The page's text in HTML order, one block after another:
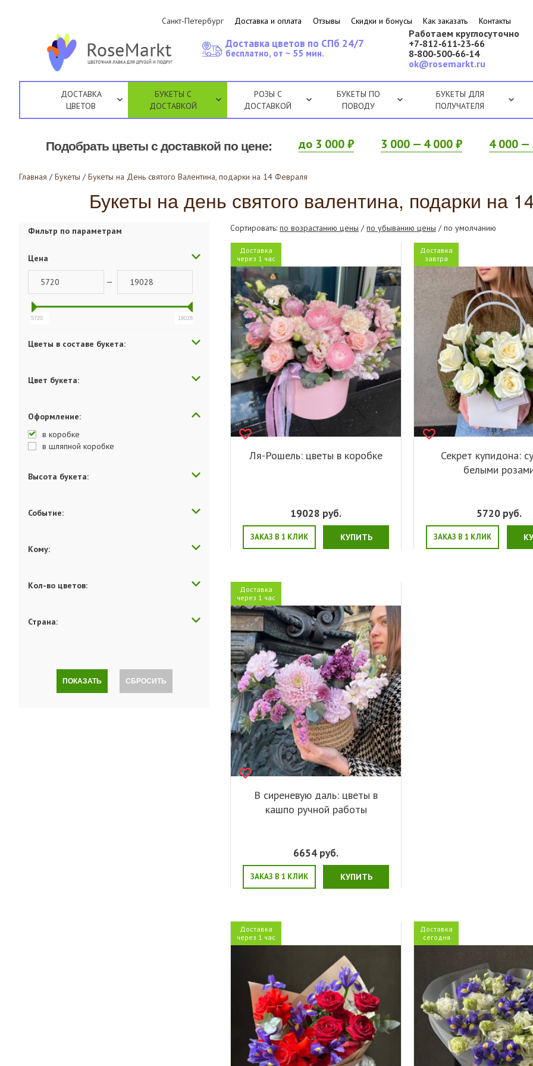
Санкт-Петербург Доставка и оплата Отзывы Скидки и бонусы Как заказать Контакты
Работаем круглосуточно
+7‑812‑611‑23‑66
8‑800‑500‑66‑14
ok@rosemarkt.ru
Доставка цветов по СПб 24/7
бесплатно, от ~ 55 мин.
ДОСТАВКА
ЦВЕТОВ
БУКЕТЫ С
ДОСТАВКОЙ
РОЗЫ С
ДОСТАВКОЙ
БУКЕТЫ ПО
ПОВОДУ
БУКЕТЫ ДЛЯ
ПОЛУЧАТЕЛЯ
Подобрать цветы с доставкой по цене: до 3 000 ₽ 3 000 — 4 000 ₽ 4 000 —
Главная / Букеты / Букеты на День святого Валентина, подарки на 14 Февраля
Букеты на день святого валентина, подарки на
Фильтр по параметрам
Цена
—
5720 19028
Цветы в составе букета:
Цвет букета:
Оформление:
в коробке
в шляпной коробке
Высота букета:
Событие:
Кому:
Кол-во цветов:
Страна:
ПОКАЗАТЬ СБРОСИТЬ
Сортировать: по возрастанию цены /по убыванию цены / по умолчанию
Доставка
через 1 час
Ля-Рошель: цветы в коробке
19028 руб.
ЗАКАЗ В 1 КЛИК КУПИТЬ
Доставка
завтра
Секрет купидона:
белыми
5720 руб.
ЗАКАЗ В 1 КЛИК
Доставка
через 1 час
В сиреневую даль: цветы в
кашпо ручной работы
6654 руб.
ЗАКАЗ В 1 КЛИК КУПИТЬ
Доставка
через 1 час
Доставка
сегодня